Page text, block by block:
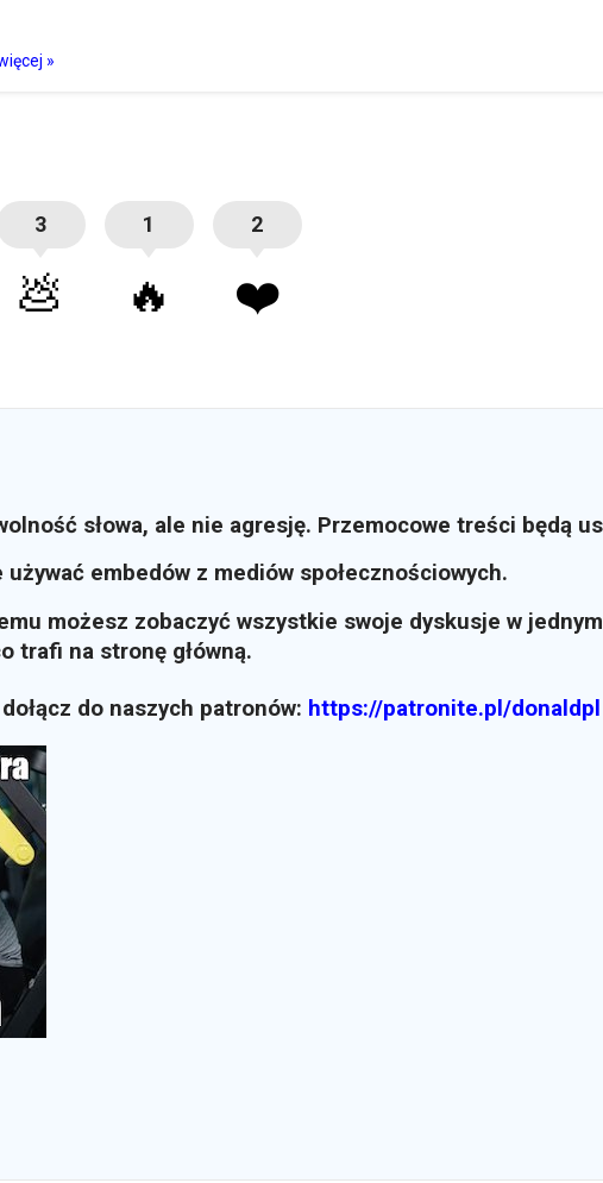
»
3
💩
1
🔥
2
❤️
słowa, ale nie agresję. Przemocowe treści będą
embedów z mediów społecznościowych.
możesz zobaczyć wszystkie swoje dyskusje w jednym
trafi na stronę główną.
do naszych patronów: https://patronite.pl/donaldpl